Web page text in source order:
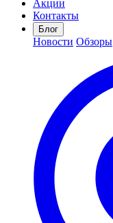
Акции
Контакты
Блог
Новости Обзоры